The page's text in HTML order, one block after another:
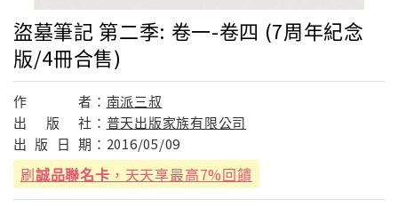
盜墓筆記 第二季: 卷一-卷四 (7周年紀念
版/4冊合售)
作 者： 南派三叔
出
版 社： 普天出版家族有限公司
出 版 日 期： 2016/05/09
刷誠品聯名卡 ，天天享最高7%回饋